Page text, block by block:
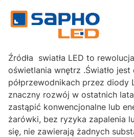
Źródła swiatła LED to
oświetlania wnętrz .Światło
półprzewodnikach przez diody
znaczny rozwój w ostatnich
zastąpić konwencjonalne lub
żarówki, bez ryzyka zapalenia
się, nie zawierają żadnych